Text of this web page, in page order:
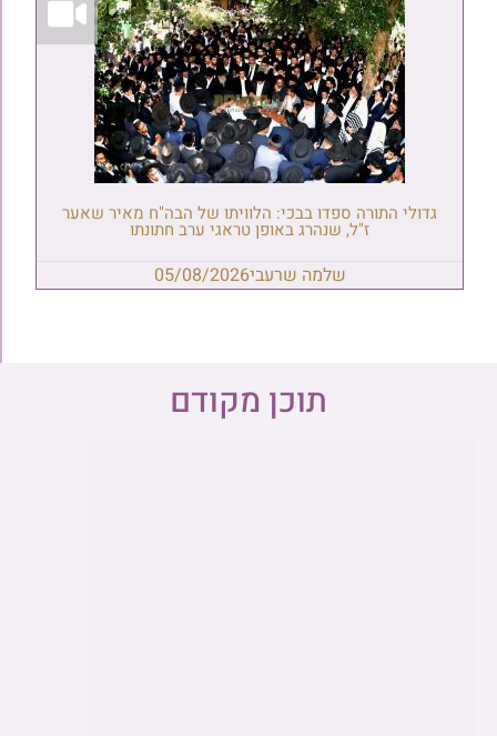
גדולי התורה ספדו בבכי: הלוויתו של הבה"ח מאיר שאער
ז"ל, שנהרג באופן טראגי ערב חתונתו
שלמה שרעבי05/08/2026
תוכן מקודם